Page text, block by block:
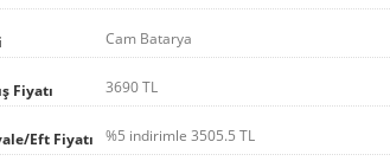
Cam Batarya
Fiyatı 3690 TL
Eft Fiyatı %5 indirimle 3505.5 TL